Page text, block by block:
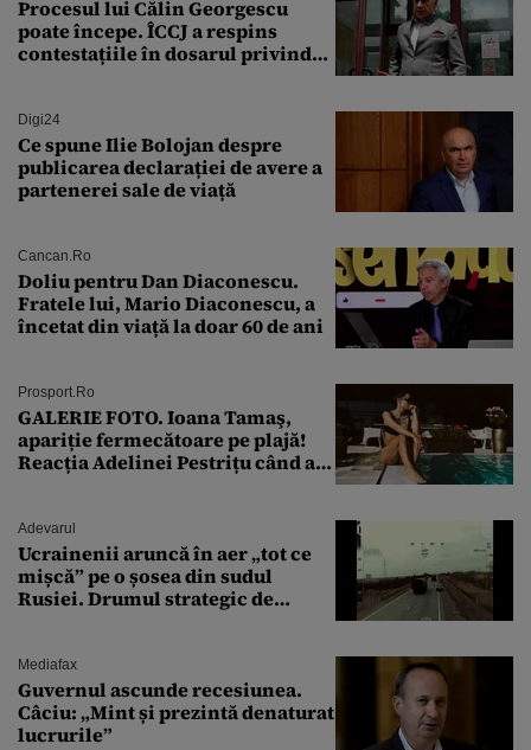
Procesul lui Călin Georgescu
poate începe. ÎCCJ a respins
contestațiile în dosarul privind
Digi24
Ce spune Ilie Bolojan despre
publicarea declarației de avere a
partenerei sale de viață
Cancan.ro
Doliu pentru Dan Diaconescu.
Fratele lui, Mario Diaconescu, a
încetat din viață la doar 60 de ani
Prosport.ro
GALERIE FOTO. Ioana Tamaş,
apariție fermecătoare pe plajă!
Reacția Adelinei Pestrițu când a
Adevarul
Ucrainenii aruncă în aer „tot ce
mișcă” pe o șosea din sudul
Rusiei. Drumul strategic de
Mediafax
Guvernul ascunde recesiunea.
Câciu: „Mint și prezintă denaturat
lucrurile”